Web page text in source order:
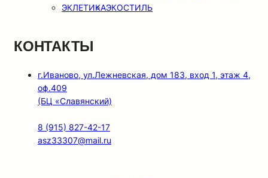
ЭКЛЕТИКАЭКОСТИЛЬ
КОНТАКТЫ
г.Иваново, ул.Лежневская, дом 183, вход 1, этаж 4,
оф.409
(БЦ «Славянский)
8 (915) 827-42-17
asz33307@mail.ru